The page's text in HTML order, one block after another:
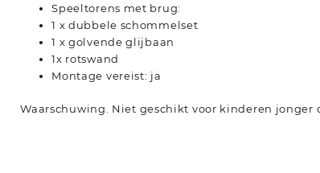
Speeltorens met brug:
1 x dubbele schommelset
1 x golvende glijbaan
1x rotswand
Montage vereist: ja
Waarschuwing. Niet geschikt voor kinderen